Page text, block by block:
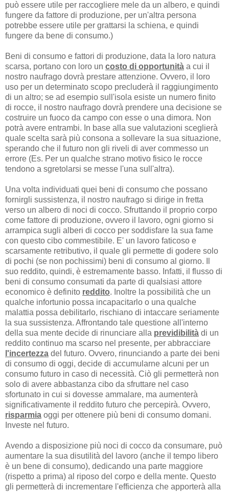
può essere utile per raccogliere mele da un albero, e quindi
fungere da fattore di produzione, per un'altra persona
potrebbe essere utile per grattarsi la schiena, e quindi
fungere da bene di consumo.)
Beni di consumo e fattori di produzione, data la loro natura
scarsa, portano con loro un costo di opportunità a cui il
nostro naufrago dovrà prestare attenzione. Ovvero, il loro
uso per un determinato scopo precluderà il raggiungimento
di un altro; se ad esempio sull'isola esiste un numero finito
di rocce, il nostro naufrago dovrà prendere una decisione se
costruire un fuoco da campo con esse o una dimora. Non
potrà avere entrambi. In base alla sue valutazioni sceglierà
quale scelta sarà più consona a sollevare la sua situazione,
sperando che il futuro non gli riveli di aver commesso un
errore (Es. Per un qualche strano motivo fisico le rocce
tendono a sgretolarsi se messe l'una sull'altra).
Una volta individuati quei beni di consumo che possano
fornirgli sussistenza, il nostro naufrago si dirige in fretta
verso un albero di noci di cocco. Sfruttando il proprio corpo
come fattore di produzione, ovvero il lavoro, ogni giorno si
arrampica sugli alberi di cocco per soddisfare la sua fame
con questo cibo commestibile. E' un lavoro faticoso e
scarsamente retributivo, il quale gli permette di godere solo
di pochi (se non pochissimi) beni di consumo al giorno. Il
suo reddito, quindi, è estremamente basso. Infatti, il flusso di
beni di consumo consumati da parte di qualsiasi attore
economico è definito reddito. Inoltre la possibilità che un
qualche infortunio possa incapacitarlo o una qualche
malattia possa debilitarlo, rischiano di intaccare seriamente
la sua sussistenza. Affrontando tale questione all'interno
della sua mente decide di rinunciare alla previdibilità di un
reddito continuo ma scarso nel presente, per abbracciare
l'incertezza del futuro. Ovvero, rinunciando a parte dei beni
di consumo di oggi, decide di accumularne alcuni per un
consumo futuro in caso di necessità. Ciò gli permetterà non
solo di avere abbastanza cibo da sfruttare nel caso
sfortunato in cui si dovesse ammalare, ma aumenterà
significativamente il reddito futuro che percepirà. Ovvero,
risparmia oggi per ottenere più beni di consumo domani.
Investe nel futuro.
Avendo a disposizione più noci di cocco da consumare, può
aumentare la sua disutilità del lavoro (anche il tempo libero
è un bene di consumo), dedicando una parte maggiore
(rispetto a prima) al riposo del corpo e della mente. Questo
gli permetterà di incrementare l'efficienza che apporterà alla